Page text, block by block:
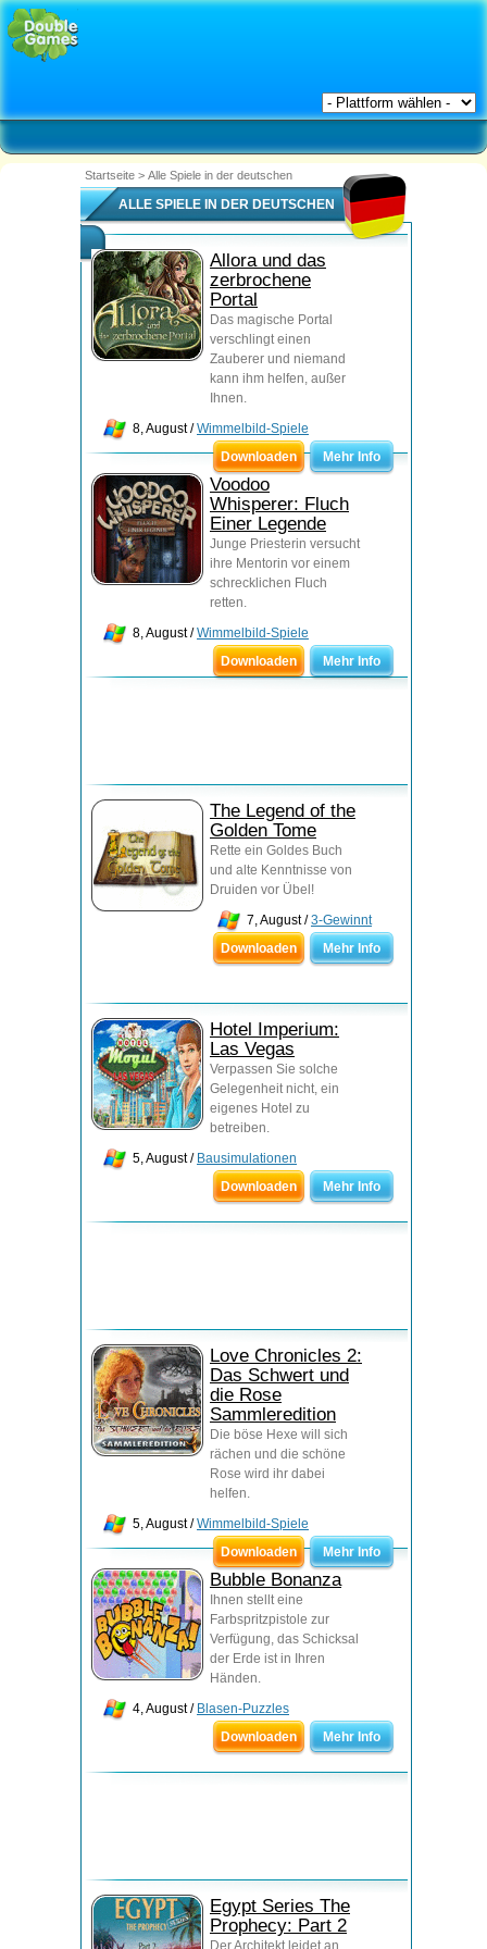
Startseite > Alle Spiele in der deutschen
ALLE SPIELE IN DER DEUTSCHEN
Allora und das
zerbrochene
Portal
Das magische Portal
verschlingt einen
Zauberer und niemand
kann ihm helfen, außer
Ihnen.
8, August /Wimmelbild-Spiele
Downloaden
Mehr Info
Voodoo
Whisperer: Fluch
Einer Legende
Junge Priesterin versucht
ihre Mentorin vor einem
schrecklichen Fluch
retten.
8, August /Wimmelbild-Spiele
Downloaden
Mehr Info
The Legend of the
Golden Tome
Rette ein Goldes Buch
und alte Kenntnisse von
Druiden vor Übel!
7, August /3-Gewinnt
Downloaden
Mehr Info
Hotel Imperium:
Las Vegas
Verpassen Sie solche
Gelegenheit nicht, ein
eigenes Hotel zu
betreiben.
5, August / Bausimulationen
Downloaden
Mehr Info
Love Chronicles 2:
Das Schwert und
die Rose
Sammleredition
Die böse Hexe will sich
rächen und die schöne
Rose wird ihr dabei
helfen.
5, August /Wimmelbild-Spiele
Downloaden
Mehr Info
Bubble Bonanza
Ihnen stellt eine
Farbspritzpistole zur
Verfügung, das Schicksal
der Erde ist in Ihren
Händen.
4, August / Blasen-Puzzles
Downloaden
Mehr Info
Egypt Series The
Prophecy: Part 2
Der Architekt leidet an